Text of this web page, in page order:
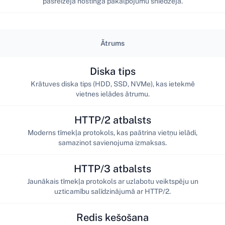
Ātrums
Diska tips
Krātuves diska tips (HDD, SSD, NVMe), kas ietekmē
vietnes ielādes ātrumu.
HTTP/2 atbalsts
Moderns tīmekļa protokols, kas paātrina vietņu ielādi,
samazinot savienojuma izmaksas.
HTTP/3 atbalsts
Jaunākais tīmekļa protokols ar uzlabotu veiktspēju un
uzticamību salīdzinājumā ar HTTP/2.
Redis kešošana